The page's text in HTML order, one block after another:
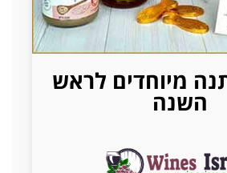
מיוחדים לראש
השנה